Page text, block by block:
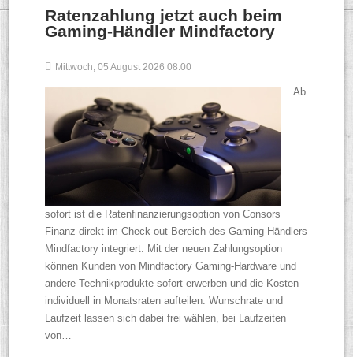
Ratenzahlung jetzt auch beim
Gaming-Händler Mindfactory
Mittwoch, 05 August 2026 08:00
Ab
sofort ist die Ratenfinanzierungsoption von Consors
Finanz direkt im Check-out-Bereich des Gaming-Händlers
Mindfactory integriert. Mit der neuen Zahlungsoption
können Kunden von Mindfactory Gaming-Hardware und
andere Technikprodukte sofort erwerben und die Kosten
individuell in Monatsraten aufteilen. Wunschrate und
Laufzeit lassen sich dabei frei wählen, bei Laufzeiten
von…